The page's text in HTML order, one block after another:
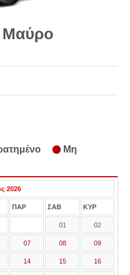
Μαύρο
Μη
2026
ΠΑΡ ΣΑΒ ΚΥΡ
01 02
07 08 09
14 15 16